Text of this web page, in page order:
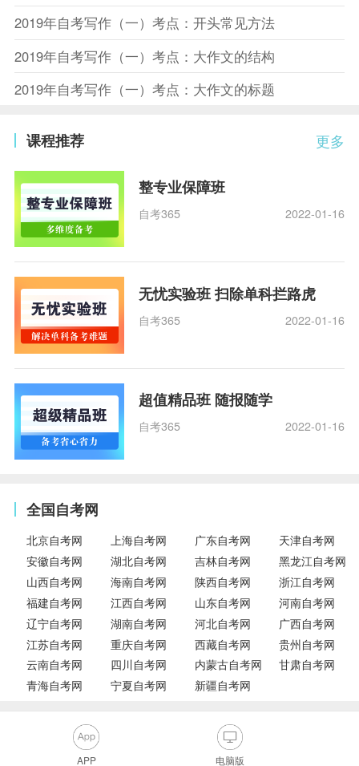
2019年自考写作（一）考点：开头常见方法
2019年自考写作（一）考点：大作文的结构
2019年自考写作（一）考点：大作文的标题
更多
课程推荐
整专业保障班
自考365 2022-01-16
无忧实验班 扫除单科拦路虎
自考365 2022-01-16
超值精品班 随报随学
自考365 2022-01-16
全国自考网
北京自考网 上海自考网 广东自考网
天津自考网
安徽自考网
湖北自考网 吉林自考网
黑龙江自考网
山西自考网
海南自考网 陕西自考网
浙江自考网
福建自考网
江西自考网 山东自考网
河南自考网
辽宁自考网
湖南自考网 河北自考网
广西自考网
江苏自考网
重庆自考网 西藏自考网
贵州自考网
云南自考网
四川自考网 内蒙古自考网
甘肃自考网
青海自考网
宁夏自考网 新疆自考网
APP 电脑版